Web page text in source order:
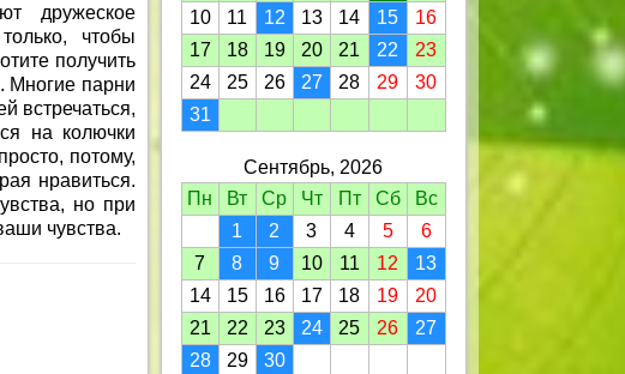
дружеское
чтобы
получить
Многие парни
встречаться,
на колючки
потому,
нравиться.
но при
чувства.
10
11 12 13 14 15
16
17
18 19 20 21 22
23
24
25 26 27 28 29
30
31
Сентябрь, 2026
Пн
Вт Ср Чт Пт Сб
Вс
1
2 3 4 5
6
7
8 9 10 11 12
13
14
15 16 17 18 19
20
21
22 23 24 25 26
27
28
29 30